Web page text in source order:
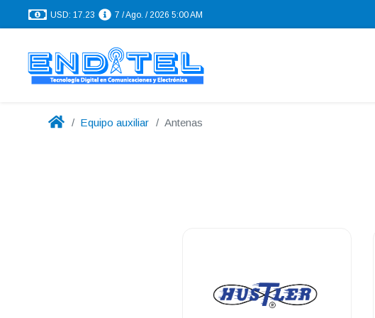
USD: 17.23 7 / Ago. / 2026 5:00 AM
Equipo auxiliar Antenas